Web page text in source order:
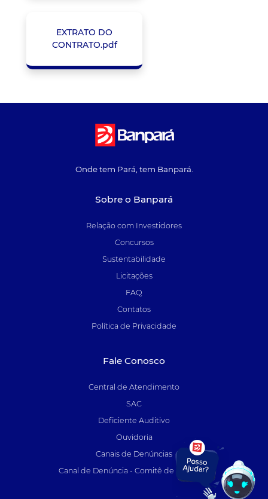
EXTRATO DO
CONTRATO.pdf
Onde tem Pará, tem Banpará.
Sobre o Banpará
Relação com Investidores
Concursos
Sustentabilidade
Licitações
FAQ
Contatos
Política de Privacidade
Fale Conosco
Central de Atendimento
SAC
Deficiente Auditivo
Ouvidoria
Canais de Denúncias
Canal de Denúncia - Comitê de Auditoria